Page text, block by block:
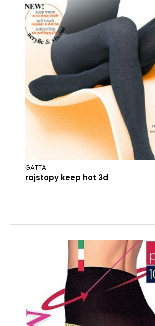
GATTA
rajstopy keep hot 3d